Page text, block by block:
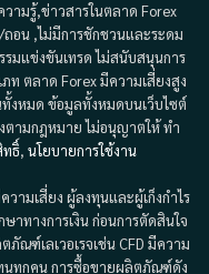
ามรู้,ข่าวสารในตลาด Forex
ถอน ,ไม่มีการชักชวนและระดม
มแข่งขันเทรด ไม่สนับสนุนการ
ท ตลาด Forex มีความเสี่ยงสูง
งหมด ข้อมูลทั้งหมดบนเว็บไซต์
ตามกฎหมาย ไม่อนุญาตให้ ทำ
ธิ์, นโยบายการใช้งาน
วามเสี่ยง ผู้ลงทุนและผู้เก็งกำไร
าทางการเงิน ก่อนการตัดสินใจ
ภัณฑ์เลเวอเรจเช่น CFD มีความ
นทุกคน การซื้อขายผลิตภัณฑ์ดัง